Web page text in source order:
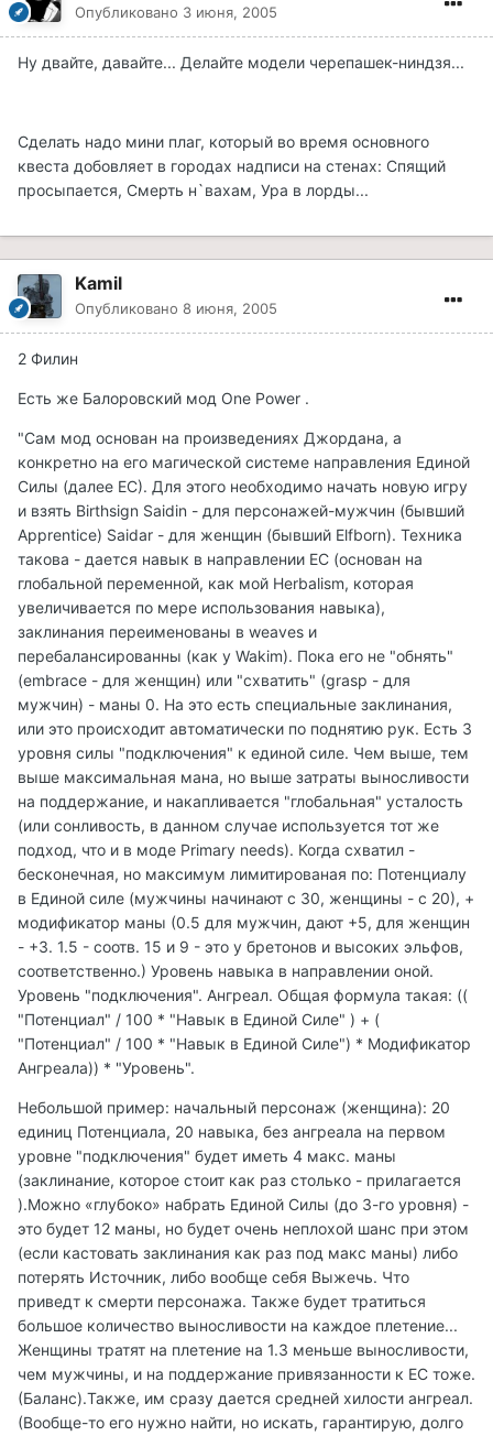
Опубликовано 3 июня, 2005
Ну двайте, давайте... Делайте модели черепашек-ниндзя...
Сделать надо мини плаг, который во время основного
квеста добовляет в городах надписи на стенах: Спящий
просыпается, Смерть н`вахам, Ура в лорды...
Kamil
Опубликовано 8 июня, 2005
2 Филин
Есть же Балоровский мод One Power .
"Сам мод основан на произведениях Джордана, а
конкретно на его магической системе направления Единой
Силы (далее ЕС). Для этого необходимо начать новую игру
и взять Birthsign Saidin - для персонажей-мужчин (бывший
Apprentice) Saidar - для женщин (бывший Elfborn). Техника
такова - дается навык в направлении ЕС (основан на
глобальной переменной, как мой Herbalism, которая
увеличивается по мере использования навыка),
заклинания переименованы в weaves и
перебалансированны (как у Wakim). Пока его не "обнять"
(embrace - для женщин) или "схватить" (grasp - для
мужчин) - маны 0. На это есть специальные заклинания,
или это происходит автоматически по поднятию рук. Есть 3
уровня силы "подключения" к единой силе. Чем выше, тем
выше максимальная мана, но выше затраты выносливости
на поддержание, и накапливается "глобальная" усталость
(или сонливость, в данном случае используется тот же
подход, что и в моде Primary needs). Когда схватил -
бесконечная, но максимум лимитированая по: Потенциалу
в Единой силе (мужчины начинают с 30, женщины - с 20), +
модификатор маны (0.5 для мужчин, дают +5, для женщин
- +3. 1.5 - соотв. 15 и 9 - это у бретонов и высоких эльфов,
соответственно.) Уровень навыка в направлении оной.
Уровень "подключения". Ангреал. Общая формула такая: ((
"Потенциал" / 100 * "Навык в Единой Силе" ) + (
"Потенциал" / 100 * "Навык в Единой Силе") * Модификатор
Ангреала)) * "Уровень".
Небольшой пример: начальный персонаж (женщина): 20
единиц Потенциала, 20 навыка, без ангреала на первом
уровне "подключения" будет иметь 4 макс. маны
(заклинание, которое стоит как раз столько - прилагается
).Можно «глубоко» набрать Единой Силы (до 3-го уровня) -
это будет 12 маны, но будет очень неплохой шанс при этом
(если кастовать заклинания как раз под макс маны) либо
потерять Источник, либо вообще себя Выжечь. Что
приведт к смерти персонажа. Также будет тратиться
большое количество выносливости на каждое плетение...
Женщины тратят на плетение на 1.3 меньше выносливости,
чем мужчины, и на поддержание привязанности к ЕС тоже.
(Баланс).Также, им сразу дается средней хилости ангреал.
(Вообще-то его нужно найти, но искать, гарантирую, долго